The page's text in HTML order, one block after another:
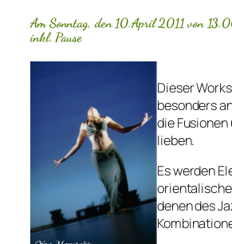
Am Sonntag, den 10.April 2011 von
inkl. Pause
Dieser
besonders
die
lieben.
Es werden
denen des